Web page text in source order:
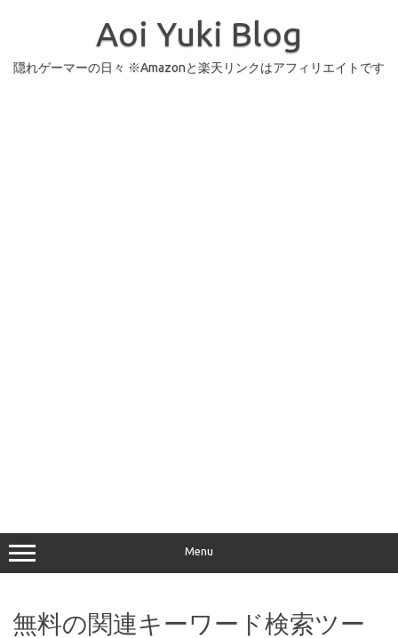
Aoi Yuki Blog
隠れゲーマーの日々 ※Amazonと楽天リンクはアフィリエイトです
Menu
無料の関連キーワード検索ツー